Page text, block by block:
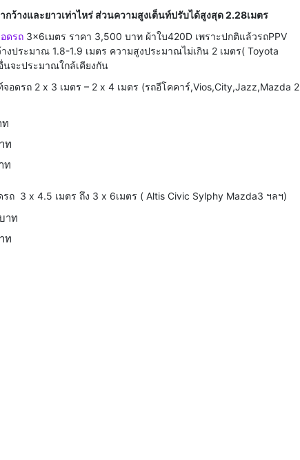
กว้างและยาวเท่าไหร่ ส่วนความสูงเต็นท์ปรับได้สูงสุด 2.28เมตร
ดรถ 3×6เมตร ราคา 3,500 บาท ผ้าใบ420D เพราะปกติแล้วรถPPV
ประมาณ 1.8-1.9 เมตร ความสูงประมาณไม่เกิน 2 เมตร( Toyota
นจะประมาณใกล้เคียงกัน
ดรถ 2 x 3 เมตร – 2 x 4 เมตร (รถอีโคคาร์,Vios,City,Jazz,Mazda 2
ท
ท
ท
3 x 4.5 เมตร ถึง 3 x 6เมตร ( Altis Civic Sylphy Mazda3 ฯลฯ)
าท
ท